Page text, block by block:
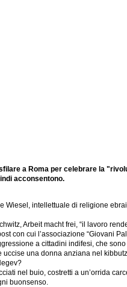
a Roma per celebrare la
acconsentono.
Wiesel, intellettuale di religione
Arbeit macht frei, “il lavoro
con cui l’associazione “Giovani
a cittadini indifesi, che
una donna anziana nel
nel buio, costretti a un’orrida
buonsenso.